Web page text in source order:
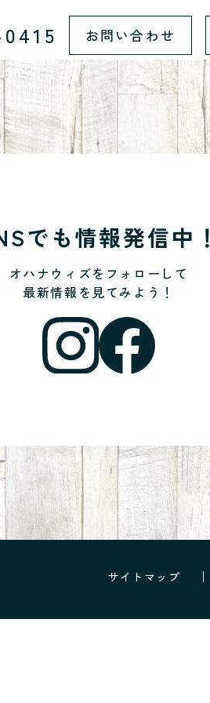
お問い合わせ
でも情報発信中！
オハナウィズをフォローして
最新情報を見てみよう！
サイトマップ